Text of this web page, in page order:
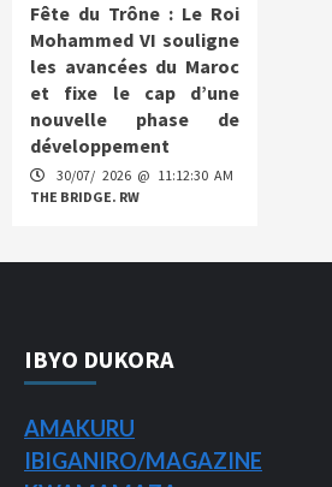
Fête du Trône : Le Roi
Mohammed VI souligne
les avancées du Maroc
et fixe le cap d’une
nouvelle phase de
développement
30/07/ 2026 @ 11:12:30 AM
THE BRIDGE. RW
IBYO DUKORA
AMAKURU
IBIGANIRO/MAGAZINE